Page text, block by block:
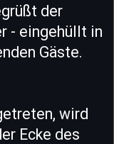
der
- eingehüllt in
Gäste.
wird
Ecke des